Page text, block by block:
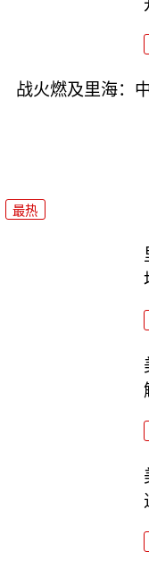
战火燃及里海：
最热